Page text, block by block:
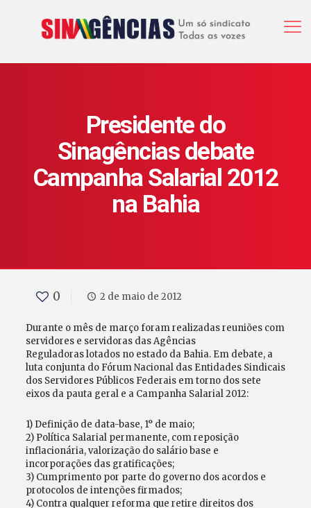
Presidente do
Sinagências debate
Campanha Salarial 2012
na Bahia
0 2 de maio de 2012
Durante o mês de março foram realizadas reuniões com
servidores e servidoras das Agências
Reguladoras lotados no estado da Bahia. Em debate, a
luta conjunta do Fórum Nacional das Entidades Sindicais
dos Servidores Públicos Federais em torno dos sete
eixos da pauta geral e a Campanha Salarial 2012:
1) Definição de data-base, 1° de maio;
2) Política Salarial permanente, com reposição
inflacionária, valorização do salário base e
incorporações das gratificações;
3) Cumprimento por parte do governo dos acordos e
protocolos de intenções firmados;
4) Contra qualquer reforma que retire direitos dos